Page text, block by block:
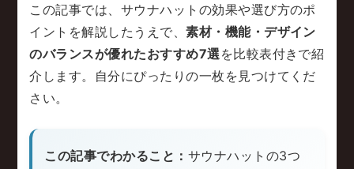
この記事では、サウナハットの効果や選び方のポ
イントを解説したうえで、素材・機能・デザイン
のバランスが優れたおすすめ7選 を比較表付きで紹
介します。自分にぴったりの一枚を見つけてくだ
さい。
この記事でわかること： サウナハットの3つ